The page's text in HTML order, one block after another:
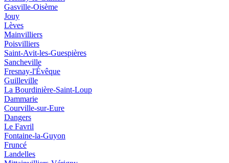
Gasville-Oisème
Jouy
Lèves
Mainvilliers
Poisvilliers
Saint-Avit-les-Guespières
Sancheville
Fresnay-l'Évêque
Guilleville
La Bourdinière-Saint-Loup
Dammarie
Courville-sur-Eure
Dangers
Le Favril
Fontaine-la-Guyon
Fruncé
Landelles